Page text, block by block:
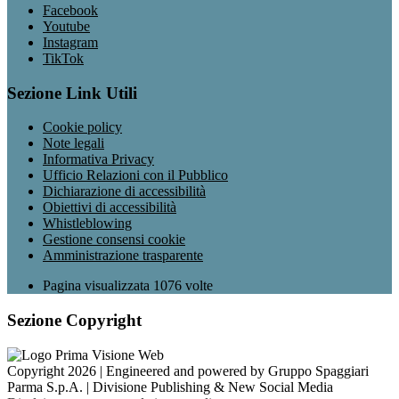
Facebook
Youtube
Instagram
TikTok
Sezione Link Utili
Cookie policy
Note legali
Informativa Privacy
Ufficio Relazioni con il Pubblico
Dichiarazione di accessibilità
Obiettivi di accessibilità
Whistleblowing
Gestione consensi cookie
Amministrazione trasparente
Pagina visualizzata 1076 volte
Sezione Copyright
Copyright 2026 | Engineered and powered by Gruppo Spaggiari
Parma S.p.A. | Divisione Publishing & New Social Media